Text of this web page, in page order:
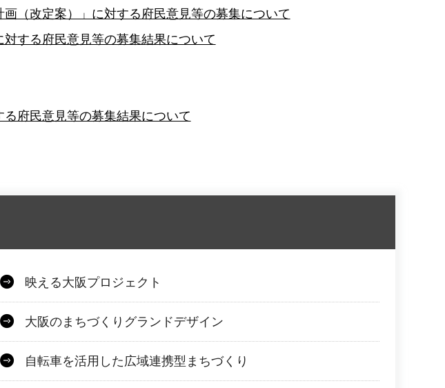
（改定案）」に対する府民意見等の募集について
する府民意見等の募集結果について
府民意見等の募集結果について
映える大阪プロジェクト
大阪のまちづくりグランドデザイン
自転車を活用した広域連携型まちづくり